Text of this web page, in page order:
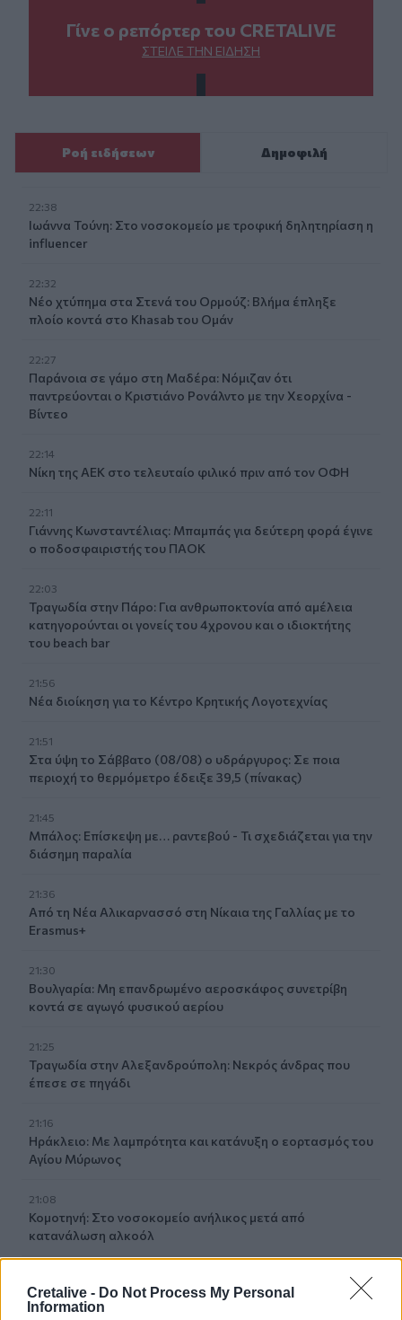
Cretalive - Do Not Process My Personal
Information
Γίνε ο ρεπόρτερ του CRETALIVE
ΣΤΕΊΛΕ ΤΗΝ ΕΊΔΗΣΗ
Ροή ειδήσεων Δημοφιλή
22:38
Ιωάννα Τούνη: Στο νοσοκομείο με τροφική δηλητηρίαση η
influencer
22:32
Νέο χτύπημα στα Στενά του Ορμούζ: Βλήμα έπληξε
πλοίο κοντά στο Khasab του Ομάν
22:27
Παράνοια σε γάμο στη Μαδέρα: Νόμιζαν ότι
παντρεύονται ο Κριστιάνο Ρονάλντο με την Χεορχίνα -
Βίντεο
22:14
Nίκη της ΑΕΚ στο τελευταίο φιλικό πριν από τον ΟΦΗ
22:11
Γιάννης Κωνσταντέλιας: Μπαμπάς για δεύτερη φορά έγινε
ο ποδοσφαιριστής του ΠΑΟΚ
22:03
Τραγωδία στην Πάρο: Για ανθρωποκτονία από αμέλεια
κατηγορούνται οι γονείς του 4χρονου και ο ιδιοκτήτης
του beach bar
21:56
Νέα διοίκηση για το Κέντρο Κρητικής Λογοτεχνίας
21:51
Στα ύψη το Σάββατο (08/08) ο υδράργυρος: Σε ποια
περιοχή το θερμόμετρο έδειξε 39,5 (πίνακας)
21:45
Μπάλος: Επίσκεψη με… ραντεβού - Τι σχεδιάζεται για την
διάσημη παραλία
21:36
Από τη Νέα Αλικαρνασσό στη Νίκαια της Γαλλίας με το
Erasmus+
21:30
Βουλγαρία: Μη επανδρωμένο αεροσκάφος συνετρίβη
κοντά σε αγωγό φυσικού αερίου
21:25
Τραγωδία στην Αλεξανδρούπολη: Νεκρός άνδρας που
έπεσε σε πηγάδι
21:16
Ηράκλειο: Με λαμπρότητα και κατάνυξη ο εορτασμός του
Αγίου Μύρωνος
21:08
Κομοτηνή: Στο νοσοκομείο ανήλικος μετά από
κατανάλωση αλκοόλ
ΟΦΗ: Συνέχισε την προετοιμασία του ενόψει τελικού
Σούπερ Καπ